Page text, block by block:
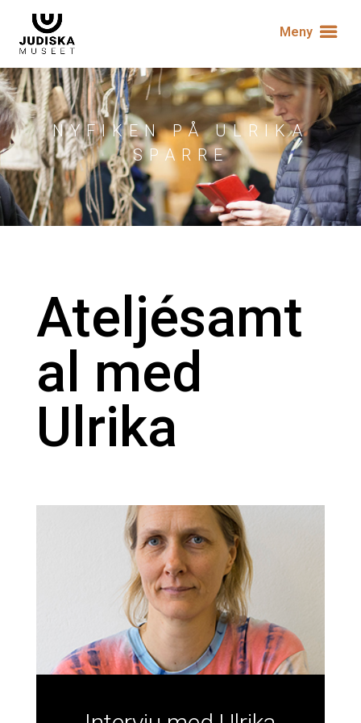
Meny
NYFIKEN PÅ ULRIKA
SPARRE
Ateljésamt
al med
Ulrika